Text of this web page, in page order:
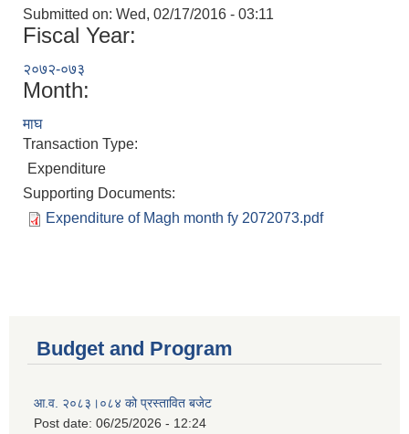
Submitted on: Wed, 02/17/2016 - 03:11
Fiscal Year:
२०७२-०७३
Month:
माघ
Transaction Type:
Expenditure
Supporting Documents:
Expenditure of Magh month fy 2072073.pdf
Budget and Program
आ.व. २०८३।०८४ को प्रस्तावित बजेट
Post date: 06/25/2026 - 12:24